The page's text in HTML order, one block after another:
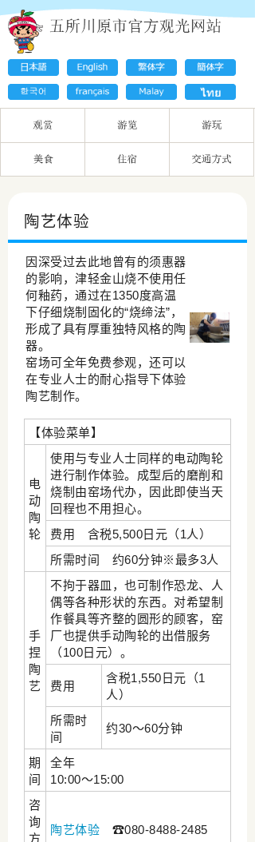
陶艺体验
因深受过去此地曾有的须惠器
的影响，津轻金山烧不使用任
何釉药，通过在1350度高温
下仔细烧制固化的“烧缔法”，
形成了具有厚重独特风格的陶
器。
窑场可全年免费参观，还可以
在专业人士的耐心指导下体验
陶艺制作。
【体验菜单】
电
动
陶
轮
使用与专业人士同样的电动陶轮
进行制作体验。成型后的磨削和
烧制由窑场代办，因此即使当天
回程也不用担心。
费用 含税5,500日元（1人）
所需时间 约60分钟※最多3人
手
捏
陶
艺
不拘于器皿，也可制作恐龙、人
偶等各种形状的东西。对希望制
作餐具等齐整的圆形的顾客，窑
厂也提供手动陶轮的出借服务
（100日元）。
费用
含税1,550日元（1
人）
所需时
间
约30～60分钟
期
间
全年
10:00～15:00
咨
询
方
陶艺体验 ☎080-8488-2485